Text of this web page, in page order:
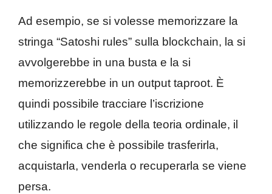
Ad esempio, se si volesse memorizzare la
stringa “Satoshi rules” sulla blockchain, la si
avvolgerebbe in una busta e la si
memorizzerebbe in un output taproot. È
quindi possibile tracciare l’iscrizione
utilizzando le regole della teoria ordinale, il
che significa che è possibile trasferirla,
acquistarla, venderla o recuperarla se viene
persa.